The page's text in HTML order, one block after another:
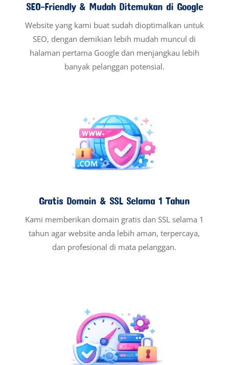
SEO-Friendly & Mudah Ditemukan di Google
Website yang kami buat sudah dioptimalkan untuk
SEO, dengan demikian lebih mudah muncul di
halaman pertama Google dan menjangkau lebih
banyak pelanggan potensial.
Gratis Domain & SSL Selama 1 Tahun
Kami memberikan domain gratis dan SSL selama 1
tahun agar website anda lebih aman, terpercaya,
dan profesional di mata pelanggan.